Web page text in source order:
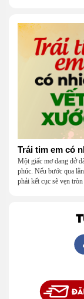
Trái tim em có
Một giấc mơ dang dở
phúc. Nếu bước qua
phải kết cục sẽ vẹn